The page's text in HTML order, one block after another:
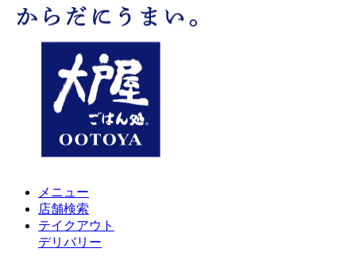
メニュー
店舗検索
テイクアウト
デリバリー